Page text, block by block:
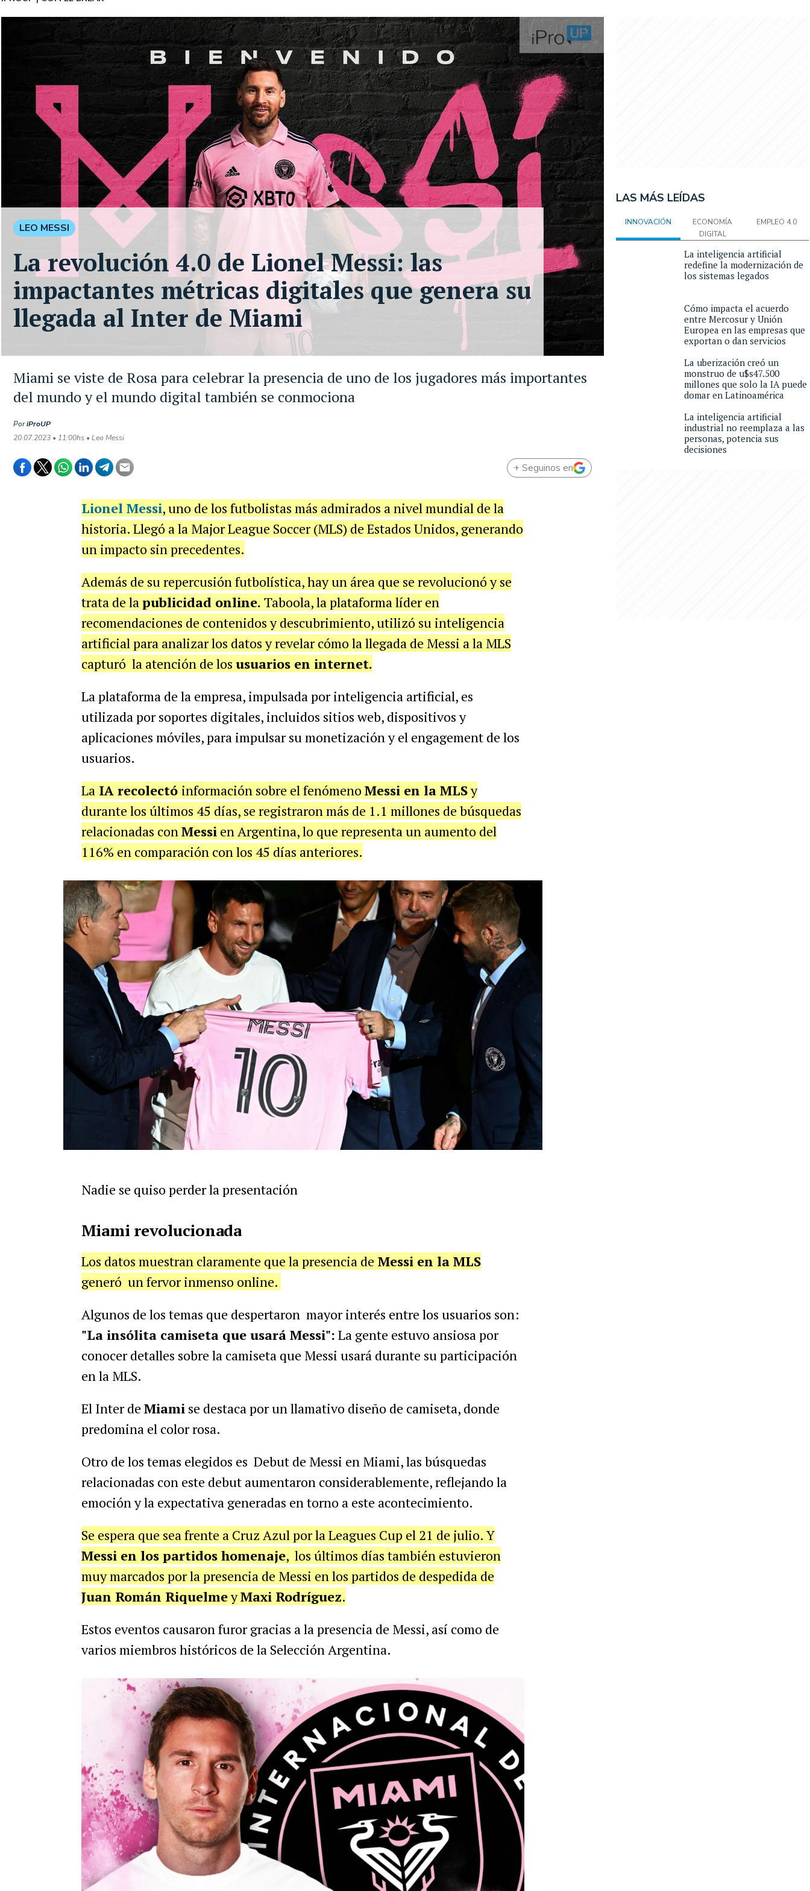
Miami se viste de Rosa para celebrar la presencia de uno de los jugadores más importantes
del mundo y el mundo digital también se conmociona
PoriProUP
20.07.2023 • 11:00hs • Leo Messi
LEO MESSI
La revolución 4.0 de Lionel Messi: las
impactantes métricas digitales que genera su
llegada al Inter de Miami
+ Seguinos en
Lionel Messi, uno de los futbolistas más admirados a nivel mundial de la
historia. Llegó a la Major League Soccer (MLS) de Estados Unidos, generando
un impacto sin precedentes.
Además de su repercusión futbolística, hay un área que se revolucionó y se
trata de lapublicidad online. Taboola, la plataforma líder en
recomendaciones de contenidos y descubrimiento, utilizó su inteligencia
artificial para analizar los datos y revelar cómo la llegada de Messi a la MLS
capturó la atención de los usuarios en internet.
La plataforma de la empresa, impulsada por inteligencia artificial, es
utilizada por soportes digitales, incluidos sitios web, dispositivos y
aplicaciones móviles, para impulsar sumonetización y el engagement de los
usuarios.
LaIA recolectó información sobre el fenómeno Messi en la MLSy
durante los últimos 45 días, se registraron más de 1.1 millones de búsquedas
relacionadas conMessien Argentina, lo que representa un aumento del
116% en comparación con los 45 días anteriores.
Nadie se quiso perder la presentación
Miami revolucionada
Los datos muestran claramente que la presencia de Messi en la MLS
generó un fervorinmenso online.
Algunos de los temas que despertaron mayor interés entre los usuarios son:
"La insólita camiseta que usará Messi": La gente estuvo ansiosa por
conocer detalles sobre la camiseta que Messi usará durante su participación
en la MLS.
El Inter de Miamise destaca por un llamativo diseño de camiseta, donde
predomina el color rosa.
Otro de los temas elegidos es Debut de Messi en Miami, las búsquedas
relacionadas con este debut aumentaron considerablemente, reflejando la
emoción y la expectativa generadas en torno a este acontecimiento.
Se espera que sea frente a Cruz Azul por la Leagues Cup el 21 de julio.Y
Messi en los partidos homenaje, los últimos días también estuvieron
muy marcados por la presencia de Messi en los partidos de despedida de
Juan Román RiquelmeyMaxi Rodríguez.
Estos eventos causaron furor gracias a la presencia de Messi, así como de
varios miembros históricos de la Selección Argentina.
LAS MÁS LEÍDAS
INNOVACIÓN
ECONOMÍA
DIGITAL
EMPLEO 4.0
La inteligencia artificial
redefine la modernización de
los sistemas legados
Cómo impacta el acuerdo
entre Mercosur y Unión
Europea en las empresas que
exportan o dan servicios
La uberización creó un
monstruo de u$s47.500
millones que solo la IA puede
domar en Latinoamérica
La inteligencia artificial
industrial no reemplaza a las
personas, potencia sus
decisiones